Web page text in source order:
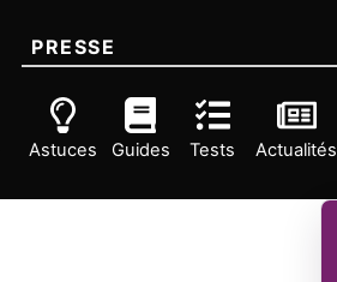
PRESSE
Astuces Guides Tests Actualités